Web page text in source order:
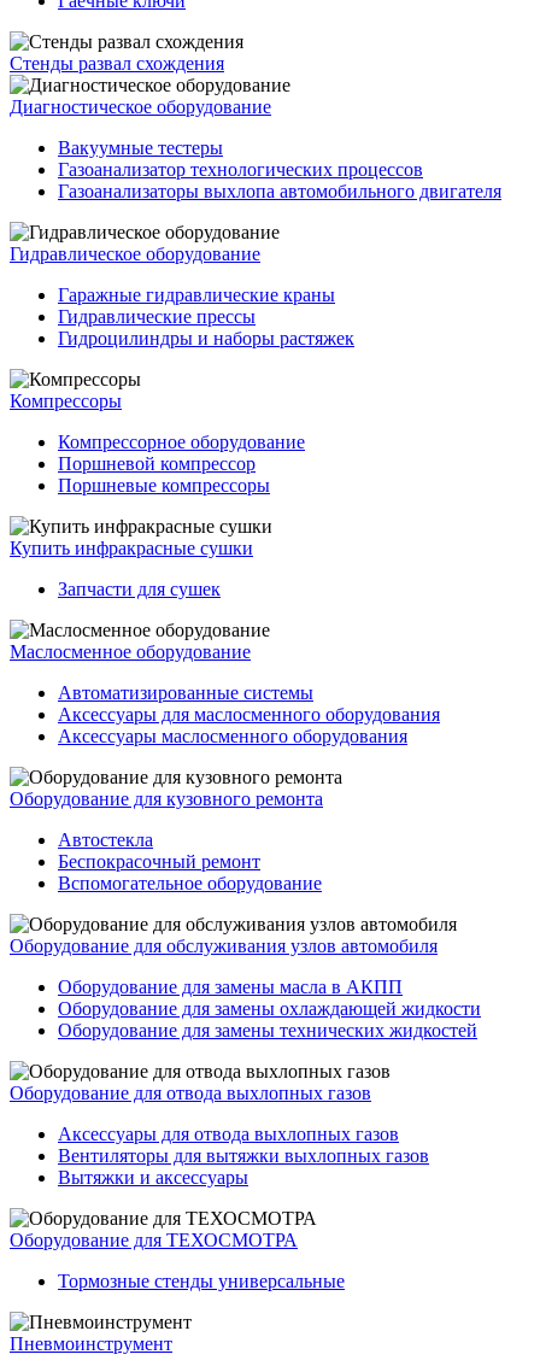
Стенды развал схождения
Диагностическое оборудование
Вакуумные тестеры
Газоанализатор технологических процессов
Газоанализаторы выхлопа автомобильного двигателя
Гидравлическое оборудование
Гаражные гидравлические краны
Гидравлические прессы
Гидроцилиндры и наборы растяжек
Компрессоры
Компрессорное оборудование
Поршневой компрессор
Поршневые компрессоры
Купить инфракрасные сушки
Запчасти для сушек
Маслосменное оборудование
Автоматизированные системы
Аксессуары для маслосменного оборудования
Аксессуары маслосменного оборудования
Оборудование для кузовного ремонта
Автостекла
Беспокрасочный ремонт
Вспомогательное оборудование
Оборудование для обслуживания узлов автомобиля
Оборудование для замены масла в АКПП
Оборудование для замены охлаждающей жидкости
Оборудование для замены технических жидкостей
Оборудование для отвода выхлопных газов
Аксессуары для отвода выхлопных газов
Вентиляторы для вытяжки выхлопных газов
Вытяжки и аксессуары
Оборудование для ТЕХОСМОТРА
Тормозные стенды универсальные
Пневмоинструмент